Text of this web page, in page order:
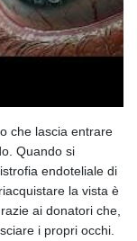
Carri armati e militari
che lascia entrare
Quando si
endoteliale di
la vista è
ai donatori che,
i propri occhi.